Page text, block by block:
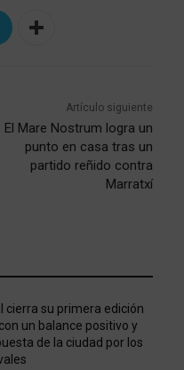
Artículo siguiente
El Mare Nostrum logra un
punto en casa tras un
partido reñido contra
Marratxí
cierra su primera edición
un balance positivo y
de la ciudad por los